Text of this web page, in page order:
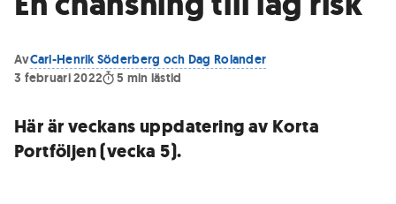
AvCarl-Henrik Söderberg och Dag Rolander
3 februari 2022
5 min lästid
Här är veckans uppdatering av Korta
Portföljen (vecka 5).